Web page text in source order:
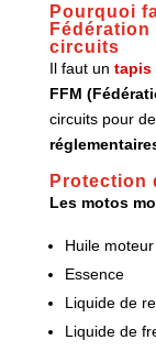
Pourquoi
circuits
Il faut un tapis
FFM
circuits pour
Protection
Les motos
Huile moteur
Essence
Liquide de
Liquide de